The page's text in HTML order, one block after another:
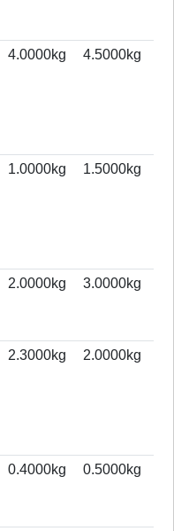
4.0000kg 4.5000kg
1.0000kg 1.5000kg
2.0000kg 3.0000kg
2.3000kg 2.0000kg
0.4000kg 0.5000kg